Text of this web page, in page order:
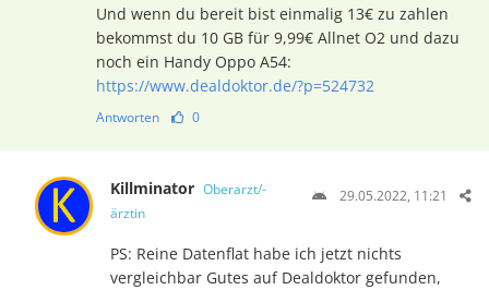
Und wenn du bereit bist einmalig 13€ zu zahlen
bekommst du 10 GB für 9,99€ Allnet O2 und dazu
noch ein Handy Oppo A54:
https://www.dealdoktor.de/?p=524732
Antworten 0
Killminator Oberarzt/-
ärztin
29.05.2022, 11:21
PS: Reine Datenflat habe ich jetzt nichts
vergleichbar Gutes auf Dealdoktor gefunden,